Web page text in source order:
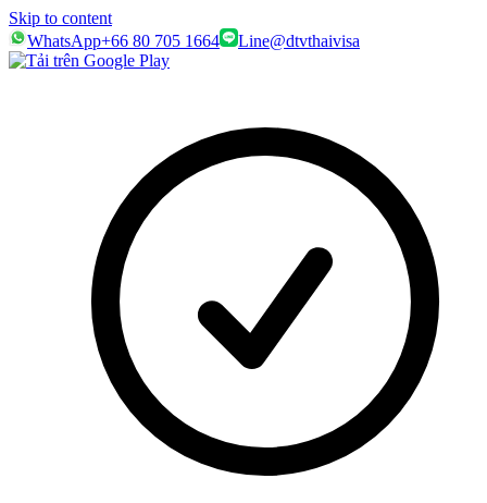
Skip to content
WhatsApp+66 80 705 1664 Line@dtvthaivisa